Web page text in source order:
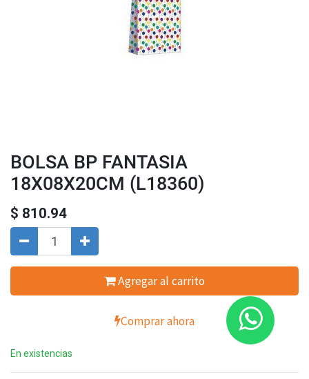
BOLSA BP FANTASIA
18X08X20CM (L18360)
$ 810.94
Agregar al carrito
Comprar ahora
En existencias